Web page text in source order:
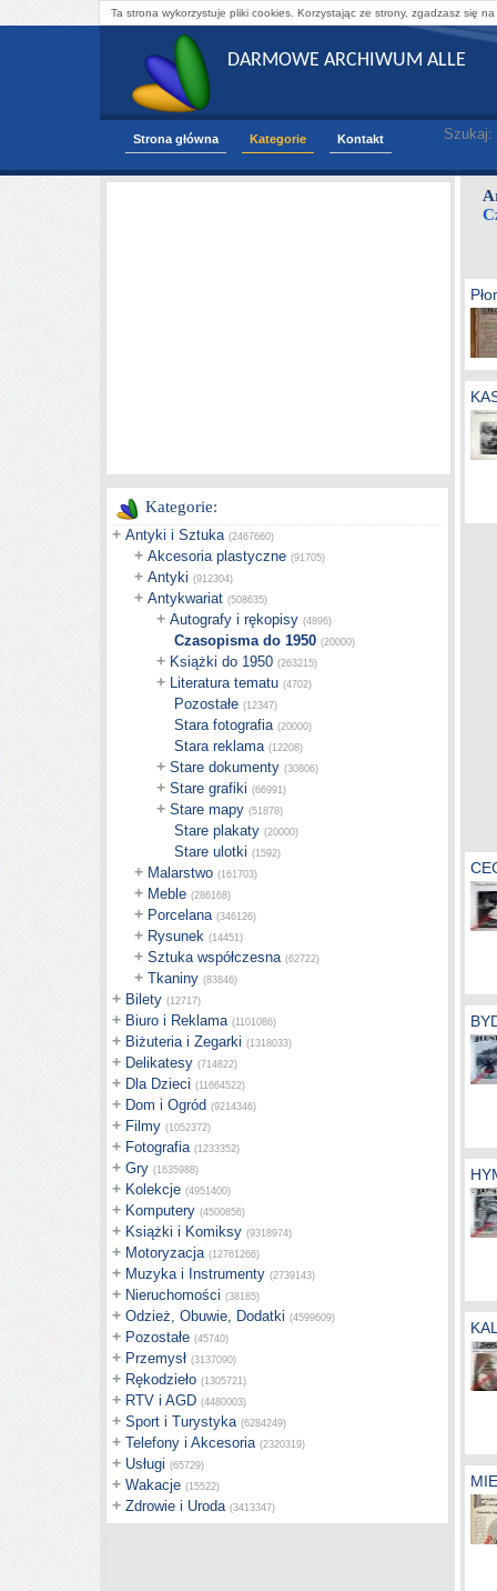
Ta strona wykorzystuje pliki cookies. Korzystając ze strony, zgadzasz się
DARMOWE ARCHIWUM ALLE
Strona główna Kategorie Kontakt Szukaj:
Kategorie:
+ Antyki i Sztuka (2467660)
+ Akcesoria plastyczne (91705)
+ Antyki (912304)
+ Antykwariat (508635)
+ Autografy i rękopisy (4896)
Czasopisma do 1950 (20000)
+ Książki do 1950 (263215)
+ Literatura tematu (4702)
Pozostałe (12347)
Stara fotografia (20000)
Stara reklama (12208)
+ Stare dokumenty (30806)
+ Stare grafiki (66991)
+ Stare mapy (51878)
Stare plakaty (20000)
Stare ulotki (1592)
+ Malarstwo (161703)
+ Meble (286168)
+ Porcelana (346126)
+ Rysunek (14451)
+ Sztuka współczesna (62722)
+ Tkaniny (83846)
+ Bilety (12717)
+ Biuro i Reklama (1101086)
+ Biżuteria i Zegarki (1318033)
+ Delikatesy (714822)
+ Dla Dzieci (11664522)
+ Dom i Ogród (9214346)
+ Filmy (1052372)
+ Fotografia (1233352)
+ Gry (1635988)
+ Kolekcje (4951400)
+ Komputery (4500856)
+ Książki i Komiksy (9318974)
+ Motoryzacja (12761266)
+ Muzyka i Instrumenty (2739143)
+ Nieruchomości (38185)
+ Odzież, Obuwie, Dodatki (4599609)
+ Pozostałe (45740)
+ Przemysł (3137090)
+ Rękodzieło (1305721)
+ RTV i AGD (4480003)
+ Sport i Turystyka (6284249)
+ Telefony i Akcesoria (2320319)
+ Usługi (65729)
+ Wakacje (15522)
+ Zdrowie i Uroda (3413347)